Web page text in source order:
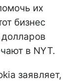
их
бизнес
в NYT.
заявляет,